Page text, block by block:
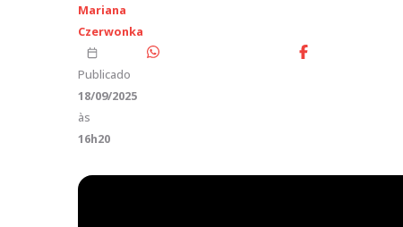
Mariana
Czerwonka
Publicado
18/09/2025
às
16h20